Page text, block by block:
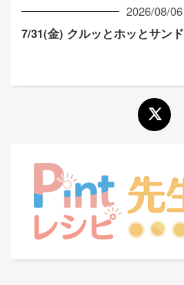
2026/08/06
7/31(金) クルッとホッとサンド